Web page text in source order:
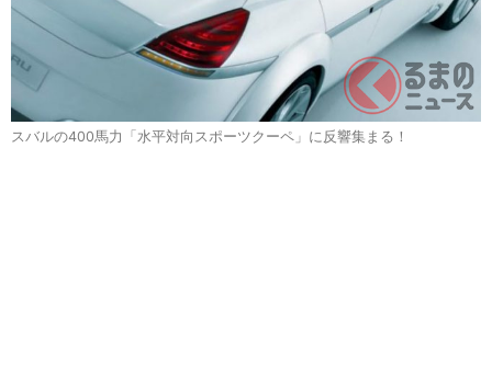
スバルの400馬力「水平対向スポーツクーペ」に反響集まる！